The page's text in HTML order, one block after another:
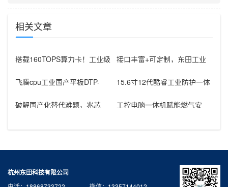
相关文章
搭载160TOPS算力卡！工业级
接口丰富+可定制，东田工业
飞腾cpu工业国产平板DTP-
15.6寸12代酷睿工业防护一体
用
破解国产化替代难题，兆芯
工控电脑一体机赋能燃气安
杭州东田科技有限公司